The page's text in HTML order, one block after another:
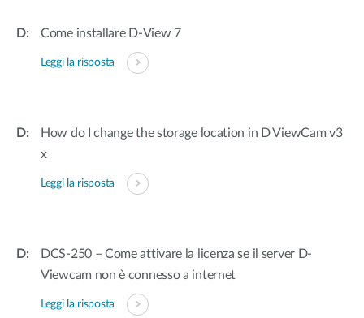
Come installare D-View 7
Leggi la risposta
How do I change the storage location in D ViewCam v3
x
Leggi la risposta
DCS-250 – Come attivare la licenza se il server D-
Viewcam non è connesso a internet
Leggi la risposta